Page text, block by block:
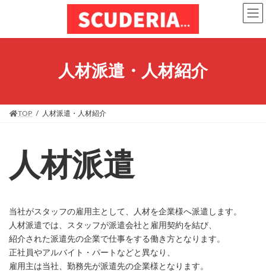
ン
ー
人材派遣・人材紹介
TOP 人材派遣・人材紹介
人材派遣
当社がスタッフの雇用主として、人材を企業様へ派遣します。
人材派遣では、スタッフが派遣会社と雇用契約を結び、
紹介された派遣先の企業で仕事をする働き方となります。
正社員やアルバイト・パートなどと異なり、
雇用主は当社、勤務先が派遣先の企業様となります。